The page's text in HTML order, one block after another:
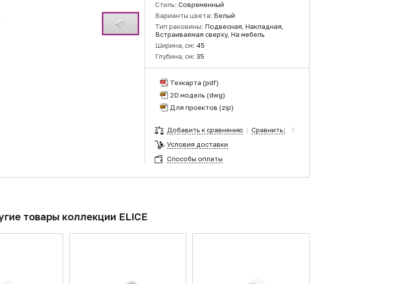
Стиль: Современный
Варианты цвета: Белый
Тип раковины: Подвесная, Накладная,
Встраиваемая сверху, На мебель
Ширина, см: 45
Глубина, см: 35
Техкарта (pdf)
2D модель (dwg)
Для проектов (zip)
Добавить к сравнению | Сравнить:
0
Условия доставки
Способы оплаты
товары коллекции ELICE